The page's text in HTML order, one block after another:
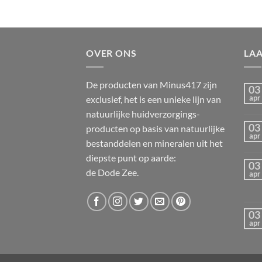
OVER ONS
De producten van Minus417 zijn
exclusief, het is een unieke lijn van
natuurlijke huidverzorgings-
producten op basis van natuurlijke
bestanddelen en mineralen uit het
diepste punt op aarde:
de Dode Zee.
03
apr
03
apr
03
apr
03
apr